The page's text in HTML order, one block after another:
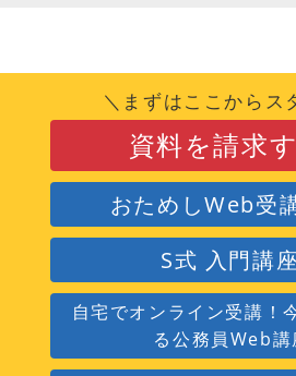
＼まずはここからス
資料を請求
おためしWeb受
S式 入門講座
自宅でオンライン受講！
る公務員Web講